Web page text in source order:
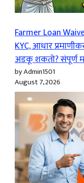
Farmer Loan
KYC, आधार
अडकू शकतो? संपूर्ण
by Admin1501
August 7, 2026